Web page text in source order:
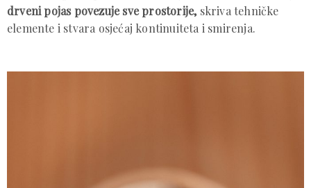
drveni pojas povezuje sve prostorije, skriva tehničke
elemente i stvara osjećaj kontinuiteta i smirenja.